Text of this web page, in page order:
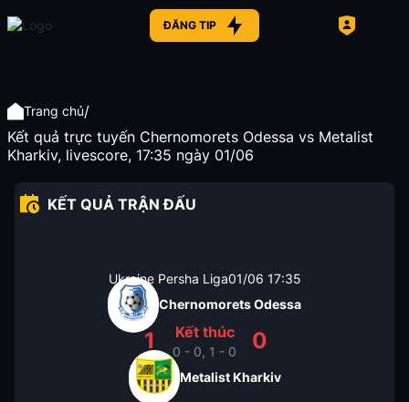
ĐĂNG TIP
Trang chủ/
Kết quả trực tuyến Chernomorets Odessa vs Metalist
Kharkiv, livescore, 17:35 ngày 01/06
KẾT QUẢ TRẬN ĐẤU
Ukraine Persha Liga01/06 17:35
Chernomorets Odessa
1 Kết thúc
0 - 0, 1 - 0 0
Metalist Kharkiv